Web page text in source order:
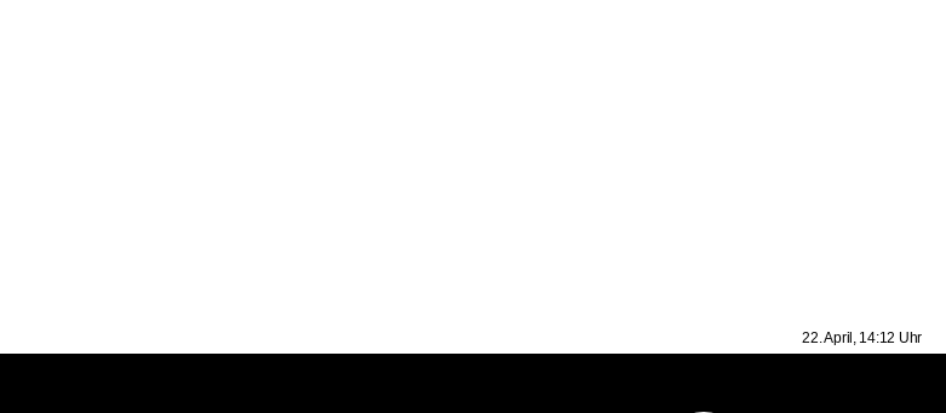
22. April, 14:12 Uhr